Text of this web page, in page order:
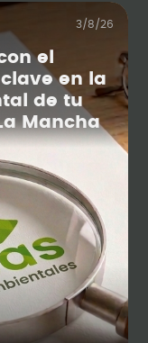
3/8/26
el
en la
de tu
Mancha